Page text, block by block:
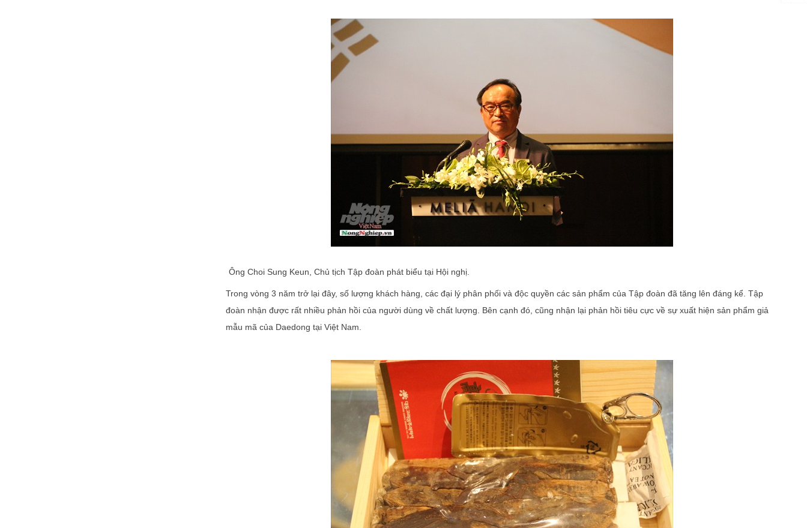
Ông Choi Sung Keun, Chủ tịch Tập đoàn phát biểu tại Hội nghị.
Trong vòng 3 năm trở lại đây, số lượng khách hàng, các đại lý phân phối và độc quyền các sản phẩm của Tập đoàn đã tăng lên đáng kể. Tập
đoàn nhận được rất nhiều phản hồi của người dùng về chất lượng. Bên cạnh đó, cũng nhận lại phản hồi tiêu cực về sự xuất hiện sản phẩm giả
mẫu mã của Daedong tại Việt Nam.